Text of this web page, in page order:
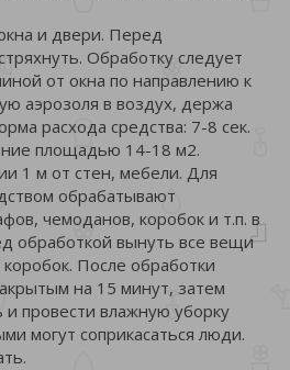
и двери. Перед
Обработку следует
от окна по направлению к
аэрозоля в воздух, держа
расхода средства: 7-8 сек.
площадью 14-18 м2.
1 м от стен, мебели. Для
обрабатывают
чемоданов, коробок и т.п. в
обработкой вынуть все вещи
После обработки
на 15 минут, затем
провести влажную уборку
могут соприкасаться люди.